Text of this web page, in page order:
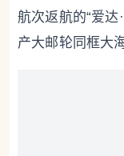
航次返航的“爱
产大邮轮同框大